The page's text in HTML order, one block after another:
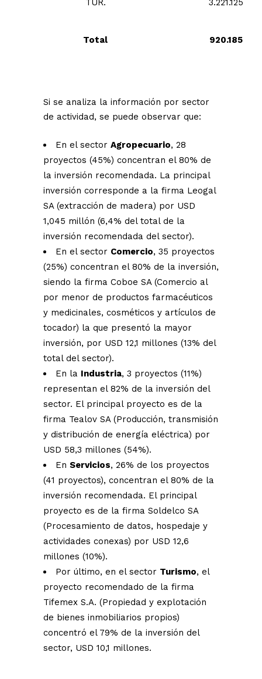
TUR. 3.221.125
Total 920.185
Si se analiza la información por sector
de actividad, se puede observar que:
En el sector Agropecuario, 28
proyectos (45%) concentran el 80% de
la inversión recomendada. La principal
inversión corresponde a la firma Leogal
SA (extracción de madera) por USD
1,045 millón (6,4% del total de la
inversión recomendada del sector).
En el sector Comercio, 35 proyectos
(25%) concentran el 80% de la inversión,
siendo la firma Coboe SA (Comercio al
por menor de productos farmacéuticos
y medicinales, cosméticos y artículos de
tocador) la que presentó la mayor
inversión, por USD 12,1 millones (13% del
total del sector).
En la Industria, 3 proyectos (11%)
representan el 82% de la inversión del
sector. El principal proyecto es de la
firma Tealov SA (Producción, transmisión
y distribución de energía eléctrica) por
USD 58,3 millones (54%).
En Servicios, 26% de los proyectos
(41 proyectos), concentran el 80% de la
inversión recomendada. El principal
proyecto es de la firma Soldelco SA
(Procesamiento de datos, hospedaje y
actividades conexas) por USD 12,6
millones (10%).
Por último, en el sector Turismo, el
proyecto recomendado de la firma
Tifemex S.A. (Propiedad y explotación
de bienes inmobiliarios propios)
concentró el 79% de la inversión del
sector, USD 10,1 millones.